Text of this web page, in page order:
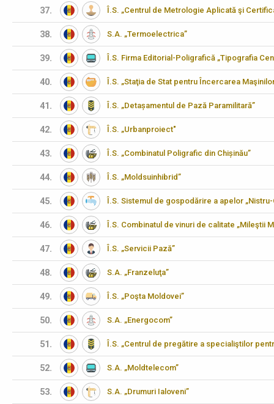
37. Î.S. „Centrul de Metrologie Aplicată şi
38. S.A. „Termoelectrica”
39. Î.S. Firma Editorial-Poligrafică „Tipografia
40. Î.S. „Staţia de Stat pentru Încercarea
41. Î.S. „Detașamentul de Pază Paramilitară”
42. Î.S. „Urbanproiect"
43. Î.S. „Combinatul Poligrafic din Chișinău”
44. Î.S. „Moldsuinhibrid”
45. Î.S. Sistemul de gospodărire a apelor „Nistru-
46. Î.S. Combinatul de vinuri de calitate „Mileştii
47. Î.S. „Servicii Pază”
48. S.A. „Franzeluţa”
49. Î.S. „Poşta Moldovei”
50. S.A. „Energocom”
51. Î.S. „Centrul de pregătire a specialiştilor
52. S.A. „Moldtelecom”
53. S.A. „Drumuri Ialoveni”